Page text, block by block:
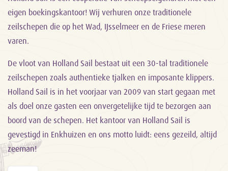
eigen boekingskantoor! Wij verhuren onze traditionele
zeilschepen die op het Wad, IJsselmeer en de Friese meren
varen.
De vloot van Holland Sail bestaat uit een 30-tal traditionele
zeilschepen zoals authentieke tjalken en imposante klippers.
Holland Sail is in het voorjaar van 2009 van start gegaan met
als doel onze gasten een onvergetelijke tijd te bezorgen aan
boord van de schepen. Het kantoor van Holland Sail is
gevestigd in Enkhuizen en ons motto luidt: eens gezeild, altijd
zeeman!